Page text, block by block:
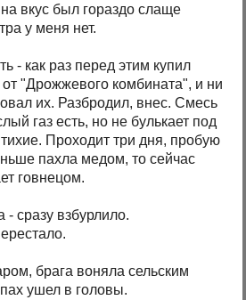
вкус был гораздо слаще
у меня нет.
- как раз перед этим купил
"Дрожжевого комбината", и ни
их. Разбродил, внес. Смесь
газ есть, но не булькает под
Проходит три дня, пробую
пахла медом, то сейчас
говнецом.
сразу взбурлило.
брага воняла сельским
ушел в головы.